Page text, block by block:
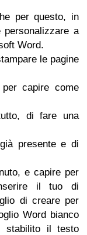
per questo, in
a
Word.
le pagine
capire come
di fare una
presente e di
e capire per
il tuo di
di creare per
Word bianco
stabilito il testo